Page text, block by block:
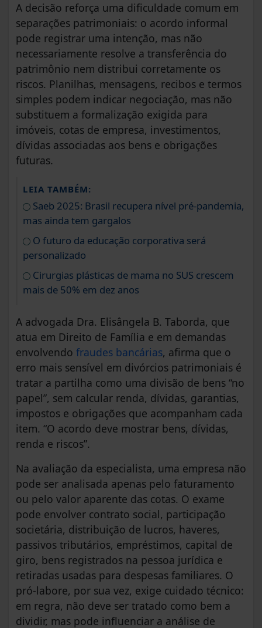
A decisão reforça uma dificuldade comum em
separações patrimoniais: o acordo informal
pode registrar uma intenção, mas não
necessariamente resolve a transferência do
patrimônio nem distribui corretamente os
riscos. Planilhas, mensagens, recibos e termos
simples podem indicar negociação, mas não
substituem a formalização exigida para
imóveis, cotas de empresa, investimentos,
dívidas associadas aos bens e obrigações
futuras.
LEIA TAMBÉM:
Saeb 2025: Brasil recupera nível pré-pandemia,
mas ainda tem gargalos
O futuro da educação corporativa será
personalizado
Cirurgias plásticas de mama no SUS crescem
mais de 50% em dez anos
A advogada Dra. Elisângela B. Taborda, que
atua em Direito de Família e em demandas
envolvendo fraudes bancárias, afirma que o
erro mais sensível em divórcios patrimoniais é
tratar a partilha como uma divisão de bens “no
papel”, sem calcular renda, dívidas, garantias,
impostos e obrigações que acompanham cada
item. “O acordo deve mostrar bens, dívidas,
renda e riscos”.
Na avaliação da especialista, uma empresa não
pode ser analisada apenas pelo faturamento
ou pelo valor aparente das cotas. O exame
pode envolver contrato social, participação
societária, distribuição de lucros, haveres,
passivos tributários, empréstimos, capital de
giro, bens registrados na pessoa jurídica e
retiradas usadas para despesas familiares. O
pró-labore, por sua vez, exige cuidado técnico:
em regra, não deve ser tratado como bem a
dividir, mas pode influenciar a análise de